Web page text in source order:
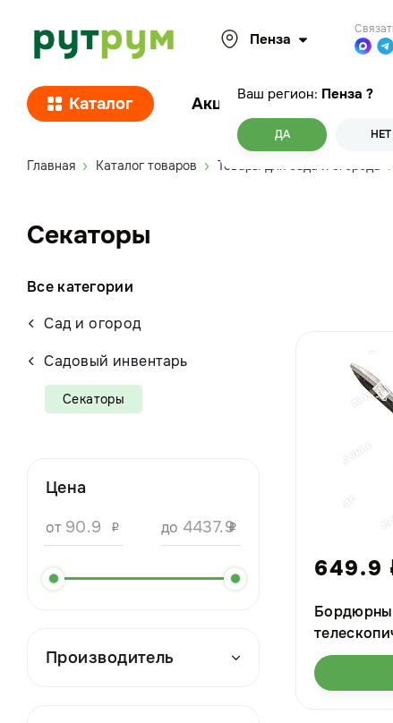
Пенза
Ваш регион: Пенза ?
ДА НЕТ
Каталог Акции Покупателям
Главная Каталог товаров Товары для сада и огорода
Секаторы
Все категории
Сад и огород
Садовый инвентарь
Секаторы
Цена
от i до i
Производитель
649.9